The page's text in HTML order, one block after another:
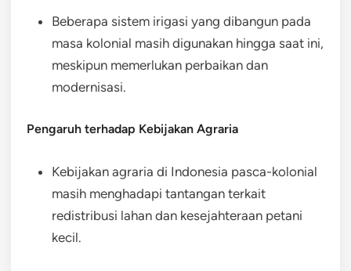
Beberapa sistem irigasi yang dibangun pada
masa kolonial masih digunakan hingga saat ini,
meskipun memerlukan perbaikan dan
modernisasi.
Pengaruh terhadap Kebijakan Agraria
Kebijakan agraria di Indonesia pasca-kolonial
masih menghadapi tantangan terkait
redistribusi lahan dan kesejahteraan petani
kecil.